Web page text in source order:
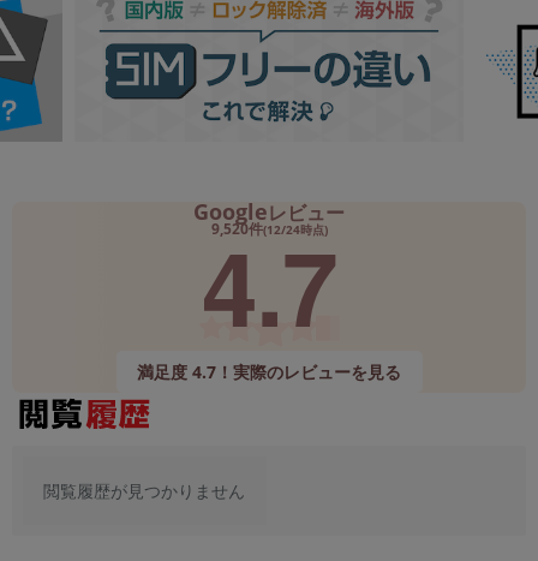
Googleレビュー
9,520件(12/24時点)
4.7
満足度 4.7！実際のレビューを見る
閲覧履歴が見つかりません